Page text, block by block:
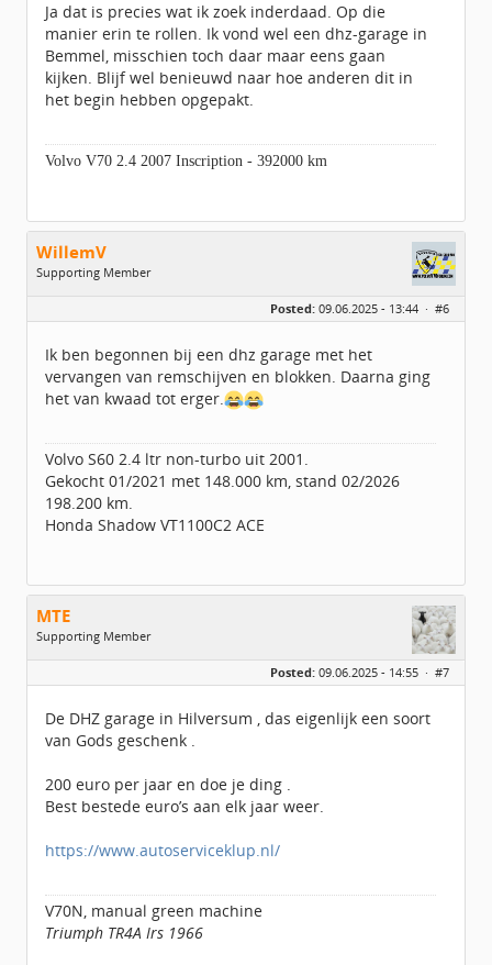
Ja dat is precies wat ik zoek inderdaad. Op die
manier erin te rollen. Ik vond wel een dhz-garage in
Bemmel, misschien toch daar maar eens gaan
kijken. Blijf wel benieuwd naar hoe anderen dit in
het begin hebben opgepakt.
Volvo V70 2.4 2007 Inscription - 392000 km
WillemV
Supporting Member
Geregistreerd:01 / 2021
Posted: 09.06.2025 - 13:44 · #6
Ik ben begonnen bij een dhz garage met het
vervangen van remschijven en blokken. Daarna ging
het van kwaad tot erger.
Volvo S60 2.4 ltr non-turbo uit 2001.
Gekocht 01/2021 met 148.000 km, stand 02/2026
198.200 km.
Honda Shadow VT1100C2 ACE
MTE
Supporting Member
Geslacht:
Leeftijd:
55
Geregistreerd:02 / 2021
Posted: 09.06.2025 - 14:55 · #7
De DHZ garage in Hilversum , das eigenlijk een soort
van Gods geschenk .
200 euro per jaar en doe je ding .
Best bestede euro’s aan elk jaar weer.
https://www.autoserviceklup.nl/
V70N, manual green machine
Triumph TR4A Irs 1966